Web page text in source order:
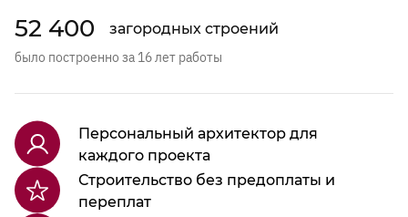
52 400 загородных строений
было построенно за 16 лет работы
Персональный архитектор для
каждого проекта
Строительство без предоплаты и
переплат